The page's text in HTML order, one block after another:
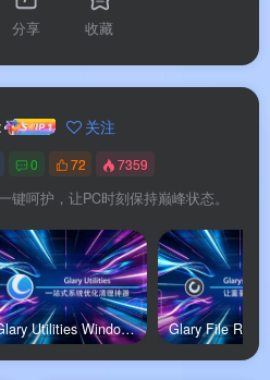
分享 收藏
关注
0 72 7359
键呵护，让PC时刻保持巅峰状态。
Glary Utilities Windows便携版